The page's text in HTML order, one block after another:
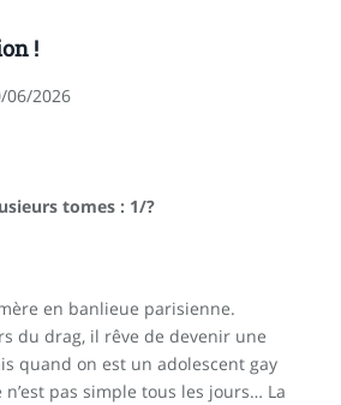
!
06/2026
tomes : 1/?
en banlieue parisienne.
du drag, il rêve de devenir une
quand on est un adolescent gay
pas simple tous les jours… La